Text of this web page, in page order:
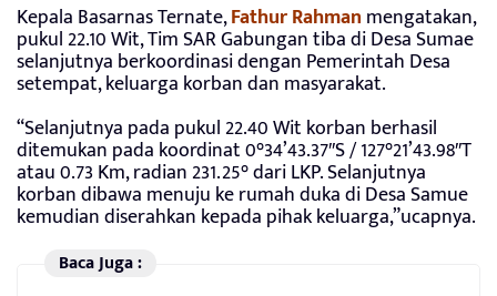
Kepala Basarnas Ternate,Fathur Rahman mengatakan,
pukul 22.10 Wit, Tim SAR Gabungan tiba di Desa Sumae
selanjutnya berkoordinasi dengan Pemerintah Desa
setempat, keluarga korban dan masyarakat.
“Selanjutnya pada pukul 22.40 Wit korban berhasil
ditemukan pada koordinat 0°34’43.37″S / 127°21’43.98″T
atau 0.73 Km, radian 231.25° dari LKP. Selanjutnya
korban dibawa menuju ke rumah duka di Desa Samue
kemudian diserahkan kepada pihak keluarga,”ucapnya.
Baca Juga :